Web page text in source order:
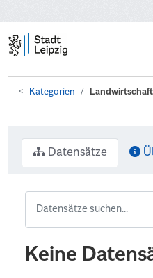
Kategorien
Datensätze
Keine